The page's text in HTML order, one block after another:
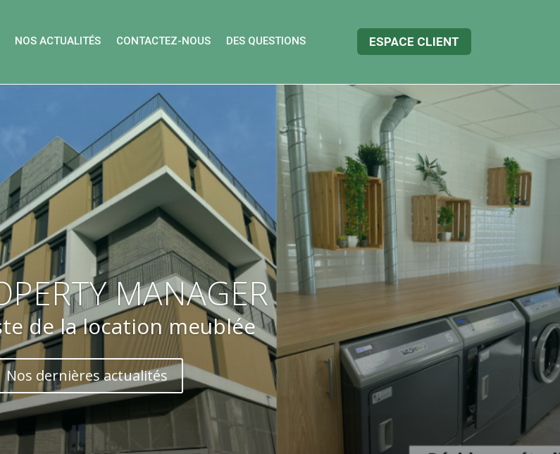
NOS ACTUALITÉS CONTACTEZ-NOUS DES QUESTIONS ESPACE CLIENT
MANAGER
de la location meublée
Nos dernières actualités